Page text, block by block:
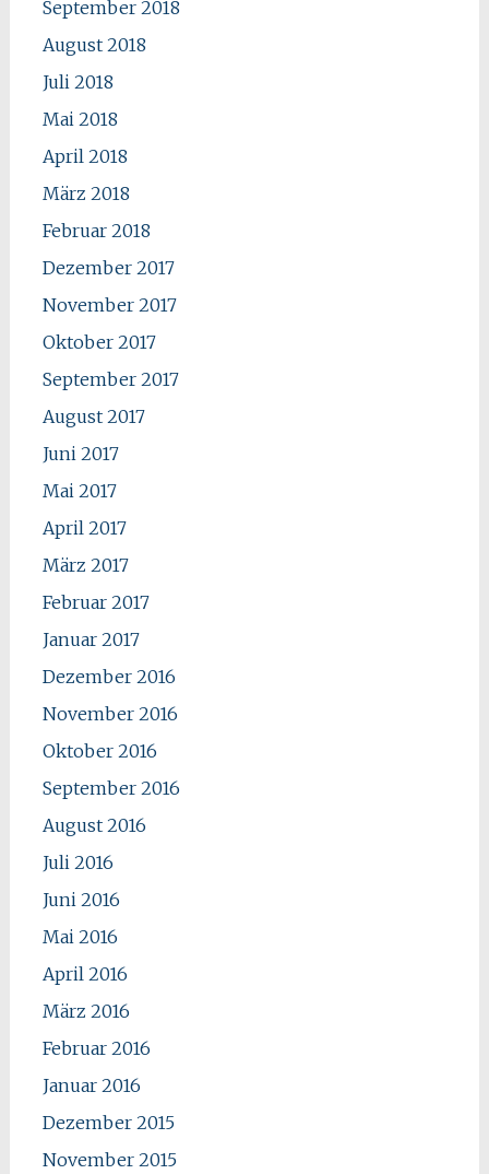
September 2018
August 2018
Juli 2018
Mai 2018
April 2018
März 2018
Februar 2018
Dezember 2017
November 2017
Oktober 2017
September 2017
August 2017
Juni 2017
Mai 2017
April 2017
März 2017
Februar 2017
Januar 2017
Dezember 2016
November 2016
Oktober 2016
September 2016
August 2016
Juli 2016
Juni 2016
Mai 2016
April 2016
März 2016
Februar 2016
Januar 2016
Dezember 2015
November 2015